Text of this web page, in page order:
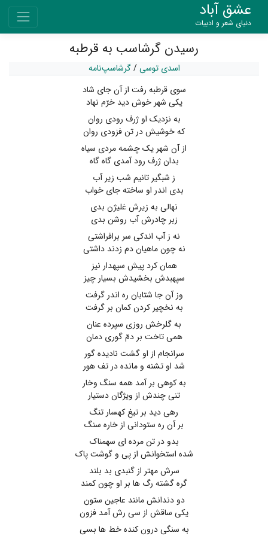
عشق آباد
دنیای شعر و ادبیات
رسیدن گرشاسب به قرطبه
اسدی توسی/گرشاسپ‌نامه
سوی قرطبه رفت از آن جای شاد
یکی شهر خوش دید خرّم نهاد
به نزدیک او ژرف رودی روان
که خوشیش در تن فزودی روان
از آن شهر یک چشمه مردی سیاه
بدان ژرف رود آمدی گاه گاه
ز شبگیر تانیم شب زیر آب
بدی اندر او ساخته جای خواب
نهالی به زیرش غلیژن بدی
زبر چادرش آب روشن بدی
نه ز آب اندکی سر برافراشتی
نه چون ماهیان دم زدند داشتی
همان کرد پیش سپهدار نیز
سپهبدش بخشیدش بسیار چیز
وز آن جا شتابان ره اندر گرفت
به نخچیر کردن کمان بر گرفت
به گلرخش روزی سپرده عنان
همی تاخت بر دمّ گوری دمان
سرانجام از او گشت نادیده گور
شد او تشنه و مانده در تف هور
به کوهی بر آمد همه سنگ وخار
تنی چندش از ویژگان دستیار
رهی دید بر تیغ کهسار تنگ
بر آن ره ستودانی از خاره سنگ
بدو در تن مرده ای سهمناک
شده استخوانش از پی و گوشت پاک
سرش مهتر از گنبدی بد بلند
گره گشته رگ ها بر او چون کمند
دو دندانش مانند عاجین ستون
یکی ساقش از سی رش آمد فزون
به سنگی درون کنده خط ها بسی